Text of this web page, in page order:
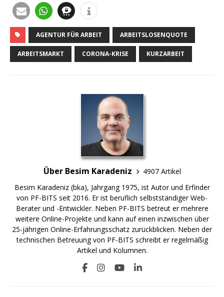
AGENTUR FÜR ARBEIT ARBEITSLOSENQUOTE
ARBEITSMARKT CORONA-KRISE KURZARBEIT
Über Besim Karadeniz
4907 Artikel
Besim Karadeniz (bka), Jahrgang 1975, ist Autor und Erfinder
von PF-BITS seit 2016. Er ist beruflich selbstständiger Web-
Berater und -Entwickler. Neben PF-BITS betreut er mehrere
weitere Online-Projekte und kann auf einen inzwischen über
25-jährigen Online-Erfahrungsschatz zurückblicken. Neben der
technischen Betreuung von PF-BITS schreibt er regelmäßig
Artikel und Kolumnen.